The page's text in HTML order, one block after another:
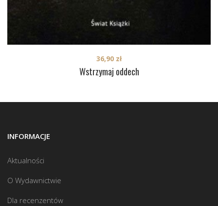
Wstrzymaj oddech
36,90 zł
INFORMACJE
Aktualności
O Wydawnictwie
Dla recenzentów